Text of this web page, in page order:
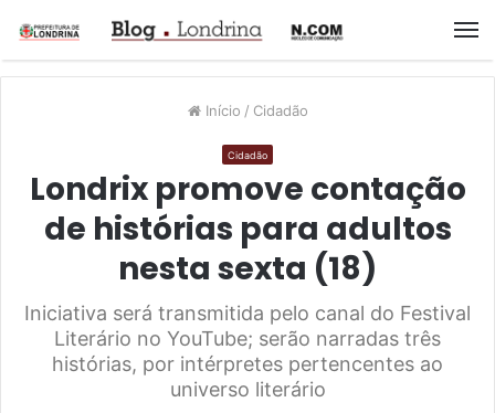
Início / Cidadão
Cidadão
Londrix promove contação
de histórias para adultos
nesta sexta (18)
Iniciativa será transmitida pelo canal do Festival
Literário no YouTube; serão narradas três
histórias, por intérpretes pertencentes ao
universo literário